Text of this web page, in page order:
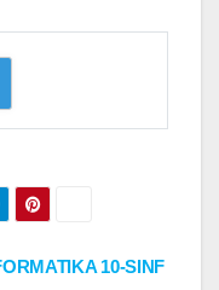
10-SINF